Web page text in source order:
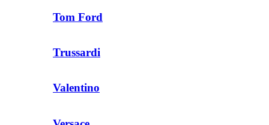
Tom Ford
Trussardi
Valentino